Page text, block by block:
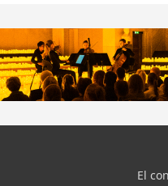
El